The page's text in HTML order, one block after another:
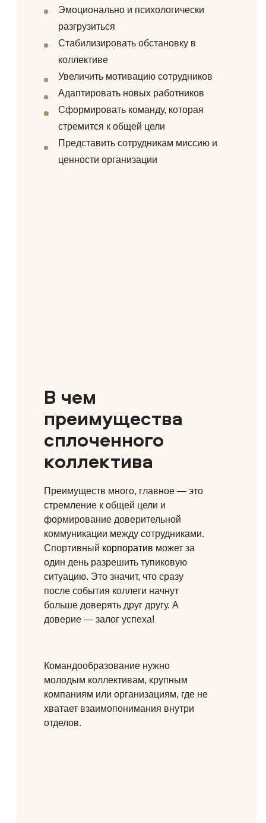
Преимуществ много, главное — это
стремление к общей цели и
формирование доверительной
коммуникации между сотрудниками.
Спортивный корпоратив может за
один день разрешить тупиковую
ситуацию. Это значит, что сразу
после события коллеги начнут
больше доверять друг другу. А
доверие — залог успеха!
Эмоционально и психологически
разгрузиться
Стабилизировать обстановку в
коллективе
Увеличить мотивацию сотрудников
Адаптировать новых работников
Сформировать команду, которая
стремится к общей цели
Представить сотрудникам миссию и
ценности организации
В чем
преимущества
сплоченного
коллектива
Командообразование нужно
молодым коллективам, крупным
компаниям или организациям, где не
хватает взаимопонимания внутри
отделов.